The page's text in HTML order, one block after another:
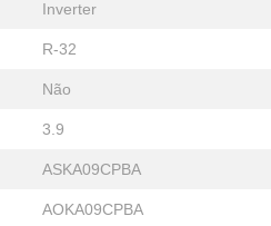
Inverter
R-32
Não
3.9
ASKA09CPBA
AOKA09CPBA